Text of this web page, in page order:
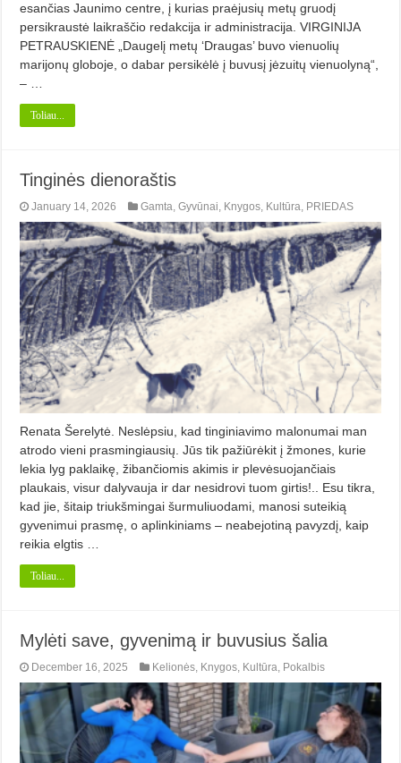
esančias Jaunimo centre, į kurias praėjusių metų gruodį
persikraustė laikraščio redakcija ir administracija. VIRGINIJA
PETRAUSKIENĖ „Daugelį metų ‘Draugas’ buvo vienuolių
marijonų globoje, o dabar persikėlė į buvusį jėzuitų vienuolyną“,
– …
Toliau...
Tinginės dienoraštis
January 14, 2026 Gamta ,Gyvūnai Knygos Kultūra PRIEDAS
Renata Šerelytė. Neslėpsiu, kad tinginiavimo malonumai man
atrodo vieni prasmingiausių. Jūs tik pažiūrėkit į žmones, kurie
lekia lyg paklaikę, žibančiomis akimis ir plevėsuojančiais
plaukais, visur dalyvauja ir dar nesidrovi tuom girtis!.. Esu tikra,
kad jie, šitaip triukšmingai šurmuliuodami, manosi suteikią
gyvenimui prasmę, o aplinkiniams – neabejotiną pavyzdį, kaip
reikia elgtis …
Toliau...
Mylėti save, gyvenimą ir buvusius šalia
December 16, 2025 Kelionės, Knygos, Kultūra, Pokalbis